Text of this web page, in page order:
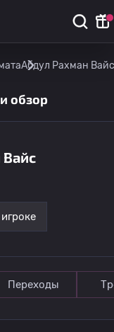
Абдул Рахман
обзор
Переходы